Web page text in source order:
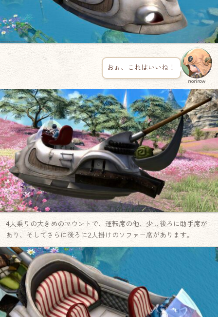
おぉ、これはいいね！
norirow
4人乗りの大きめのマウントで、運転席の他、少し後ろに助手席が
あり、そしてさらに後ろに2人掛けのソファー席があります。